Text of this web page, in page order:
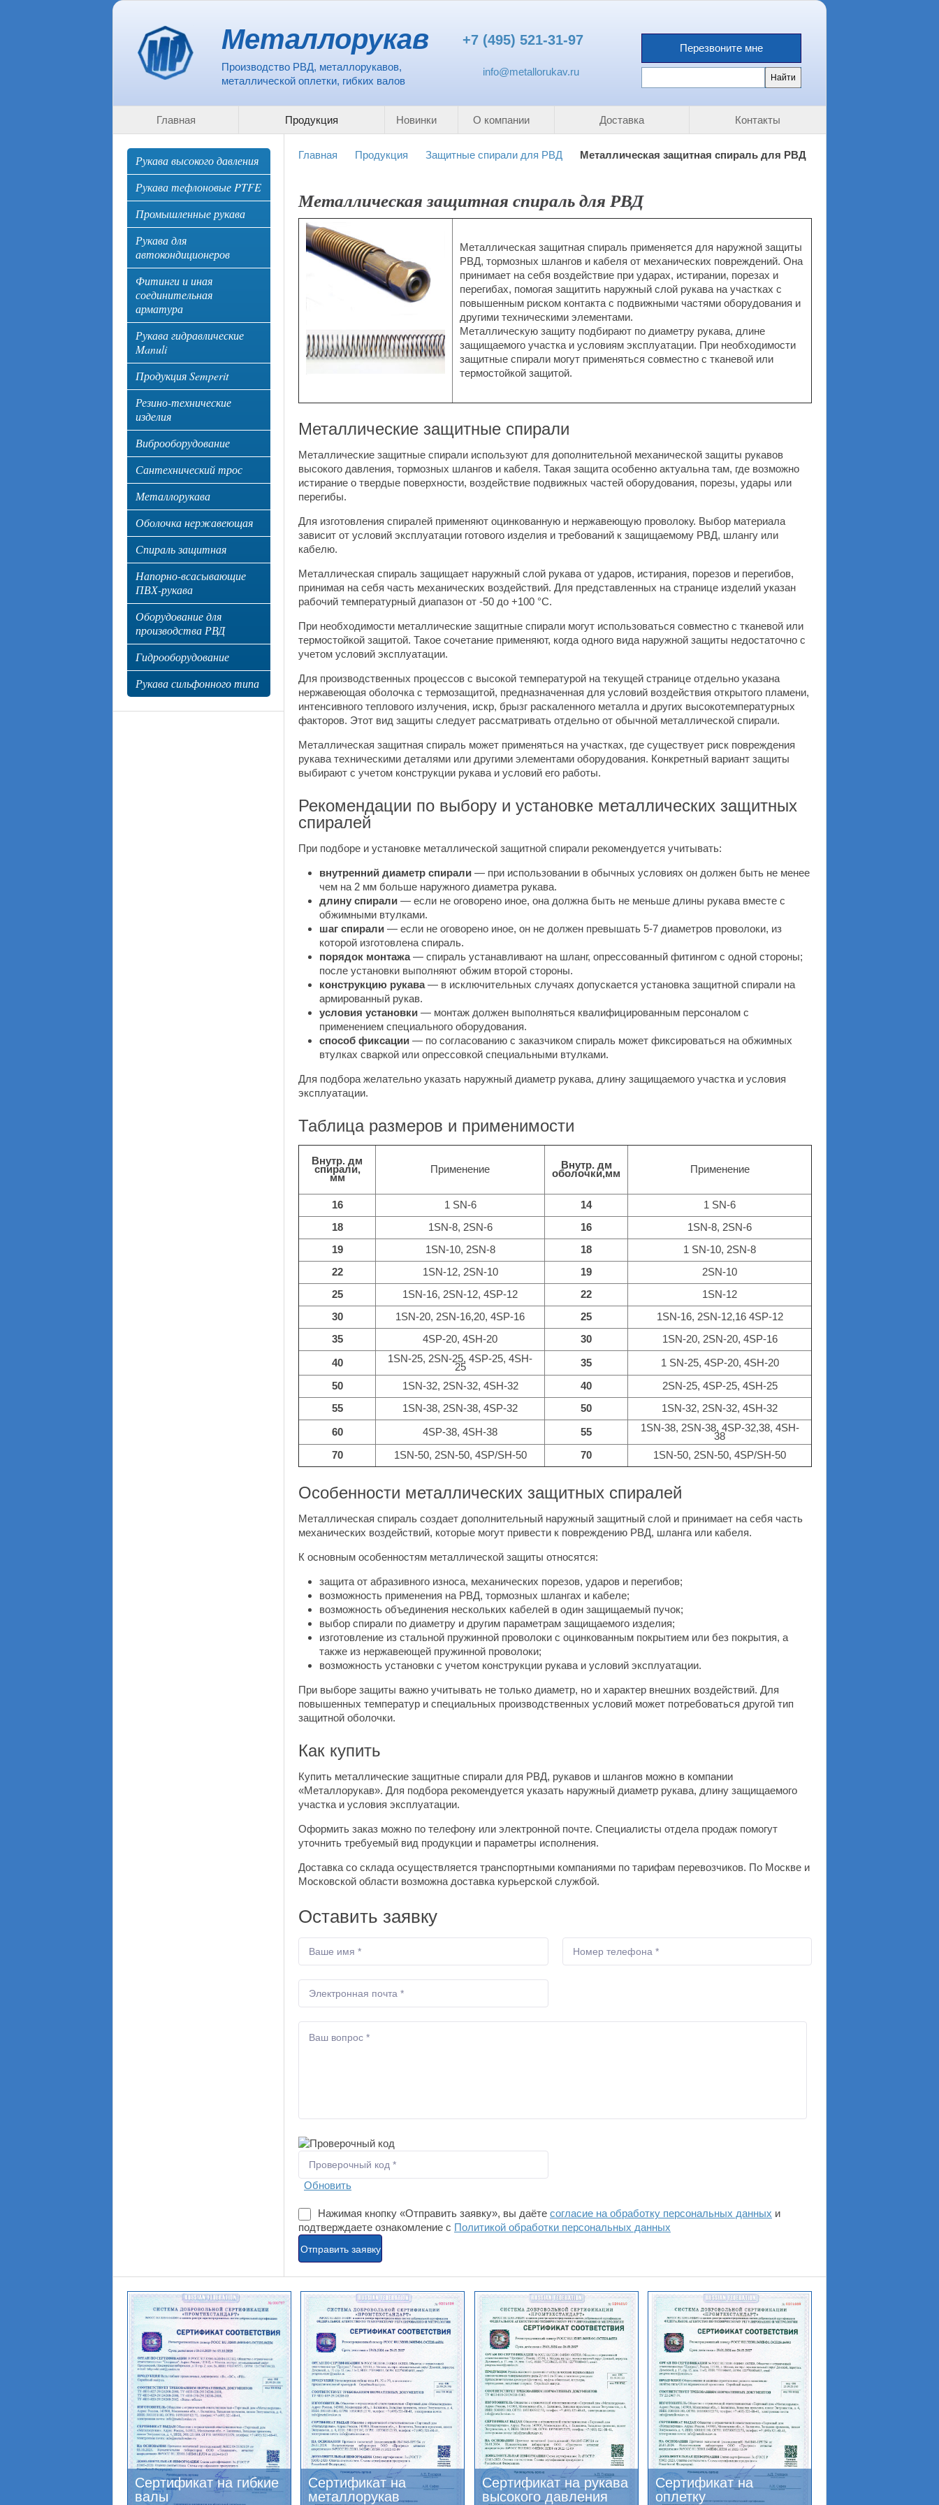
Металлорукав
Производство РВД, металлорукавов,
металлической оплетки, гибких валов
+7 (495) 521-31-97
info@metallorukav.ru
Перезвоните мне
Главная Продукция Новинки О компании Доставка Контакты
Главная Продукция Защитные спирали для РВД Металлическая защитная спираль для РВД
Металлическая защитная спираль для РВД
Металлическая защитная спираль применяется для наружной защиты
РВД, тормозных шлангов и кабеля от механических повреждений. Она
принимает на себя воздействие при ударах, истирании, порезах и
перегибах, помогая защитить наружный слой рукава на участках с
повышенным риском контакта с подвижными частями оборудования и
другими техническими элементами.
Металлическую защиту подбирают по диаметру рукава, длине
защищаемого участка и условиям эксплуатации. При необходимости
защитные спирали могут применяться совместно с тканевой или
термостойкой защитой.
Металлические защитные спирали
Металлические защитные спирали используют для дополнительной механической защиты рукавов
высокого давления, тормозных шлангов и кабеля. Такая защита особенно актуальна там, где возможно
истирание о твердые поверхности, воздействие подвижных частей оборудования, порезы, удары или
перегибы.
Для изготовления спиралей применяют оцинкованную и нержавеющую проволоку. Выбор материала
зависит от условий эксплуатации готового изделия и требований к защищаемому РВД, шлангу или
кабелю.
Металлическая спираль защищает наружный слой рукава от ударов, истирания, порезов и перегибов,
принимая на себя часть механических воздействий. Для представленных на странице изделий указан
рабочий температурный диапазон от -50 до +100 °C.
При необходимости металлические защитные спирали могут использоваться совместно с тканевой или
термостойкой защитой. Такое сочетание применяют, когда одного вида наружной защиты недостаточно с
учетом условий эксплуатации.
Для производственных процессов с высокой температурой на текущей странице отдельно указана
нержавеющая оболочка с термозащитой, предназначенная для условий воздействия открытого пламени,
интенсивного теплового излучения, искр, брызг раскаленного металла и других высокотемпературных
факторов. Этот вид защиты следует рассматривать отдельно от обычной металлической спирали.
Металлическая защитная спираль может применяться на участках, где существует риск повреждения
рукава техническими деталями или другими элементами оборудования. Конкретный вариант защиты
выбирают с учетом конструкции рукава и условий его работы.
Рекомендации по выбору и установке металлических защитных
спиралей
При подборе и установке металлической защитной спирали рекомендуется учитывать:
внутренний диаметр спирали — при использовании в обычных условиях он должен быть не менее
чем на 2 мм больше наружного диаметра рукава.
длину спирали — если не оговорено иное, она должна быть не меньше длины рукава вместе с
обжимными втулками.
шаг спирали — если не оговорено иное, он не должен превышать 5-7 диаметров проволоки, из
которой изготовлена спираль.
порядок монтажа— спираль устанавливают на шланг, опрессованный фитингом с одной стороны;
после установки выполняют обжим второй стороны.
конструкцию рукава— в исключительных случаях допускается установка защитной спирали на
армированный рукав.
условия установки — монтаж должен выполняться квалифицированным персоналом с
применением специального оборудования.
способ фиксации — по согласованию с заказчиком спираль может фиксироваться на обжимных
втулках сваркой или опрессовкой специальными втулками.
Для подбора желательно указать наружный диаметр рукава, длину защищаемого участка и условия
эксплуатации.
Таблица размеров и применимости
Внутр. дм
спирали,
мм
Применение Внутр. дм
оболочки,мм Применение
16 1 SN-6 14
1 SN-6
18
1SN-8, 2SN-6 16
1SN-8, 2SN-6
19
1SN-10, 2SN-8 18
1 SN-10, 2SN-8
22
1SN-12, 2SN-10 19
2SN-10
25
1SN-16, 2SN-12, 4SP-12 22
1SN-12
30
1SN-20, 2SN-16,20, 4SP-16 25
1SN-16, 2SN-12,16 4SP-12
35
4SP-20, 4SH-20 30
1SN-20, 2SN-20, 4SP-16
40
1SN-25, 2SN-25, 4SP-25, 4SH-
25 35
1 SN-25, 4SP-20, 4SH-20
50
1SN-32, 2SN-32, 4SH-32 40
2SN-25, 4SP-25, 4SH-25
55
1SN-38, 2SN-38, 4SP-32 50
1SN-32, 2SN-32, 4SH-32
60
4SP-38, 4SH-38 55 1SN-38, 2SN-38, 4SP-32,38, 4SH-
38
70
1SN-50, 2SN-50, 4SP/SH-50 70 1SN-50, 2SN-50, 4SP/SH-50
Особенности металлических защитных спиралей
Металлическая спираль создает дополнительный наружный защитный слой и принимает на себя часть
механических воздействий, которые могут привести к повреждению РВД, шланга или кабеля.
К основным особенностям металлической защиты относятся:
защита от абразивного износа, механических порезов, ударов и перегибов;
возможность применения на РВД, тормозных шлангах и кабеле;
возможность объединения нескольких кабелей в один защищаемый пучок;
выбор спирали по диаметру и другим параметрам защищаемого изделия;
изготовление из стальной пружинной проволоки с оцинкованным покрытием или без покрытия, а
также из нержавеющей пружинной проволоки;
возможность установки с учетом конструкции рукава и условий эксплуатации.
При выборе защиты важно учитывать не только диаметр, но и характер внешних воздействий. Для
повышенных температур и специальных производственных условий может потребоваться другой тип
защитной оболочки.
Как купить
Купить металлические защитные спирали для РВД, рукавов и шлангов можно в компании
«Металлорукав». Для подбора рекомендуется указать наружный диаметр рукава, длину защищаемого
участка и условия эксплуатации.
Оформить заказ можно по телефону или электронной почте. Специалисты отдела продаж помогут
уточнить требуемый вид продукции и параметры исполнения.
Доставка со склада осуществляется транспортными компаниями по тарифам перевозчиков. По Москве и
Московской области возможна доставка курьерской службой.
Оставить заявку
Обновить
Нажимая кнопку «Отправить заявку», вы даёте согласие на обработку персональных данных и
подтверждаете ознакомление с Политикой обработки персональных данных
Рукава высокого давления
Рукава тефлоновые PTFE
Промышленные рукава
Рукава для
автокондиционеров
Фитинги и иная
соединительная
арматура
Рукава гидравлические
Manuli
Продукция Semperit
Резино-технические
изделия
Виброоборудование
Сантехнический трос
Металлорукава
Оболочка нержавеющая
Спираль защитная
Напорно-всасывающие
ПВХ-рукава
Оборудование для
производства РВД
Гидрооборудование
Рукава сильфонного типа
Сертификат на гибкие
валы
Сертификат на
металлорукав
Сертификат на рукава
высокого давления
Сертификат на
оплетку